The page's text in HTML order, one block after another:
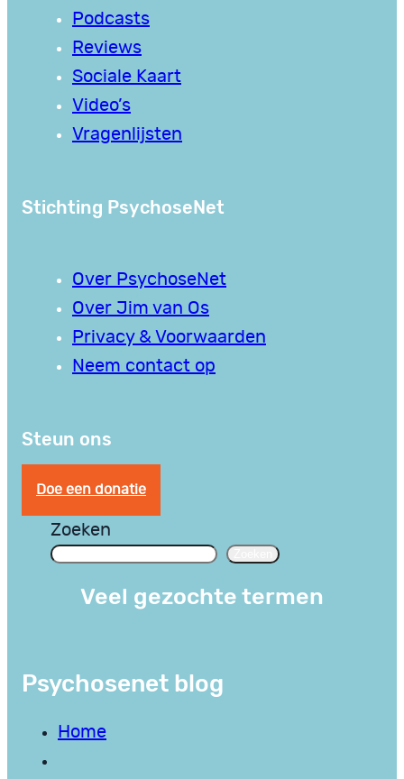
Podcasts
Reviews
Sociale Kaart
Video’s
Vragenlijsten
Stichting PsychoseNet
Over PsychoseNet
Over Jim van Os
Privacy & Voorwaarden
Neem contact op
Steun ons
Doe een donatie
Zoeken
Veel gezochte termen
Psychosenet blog
Home